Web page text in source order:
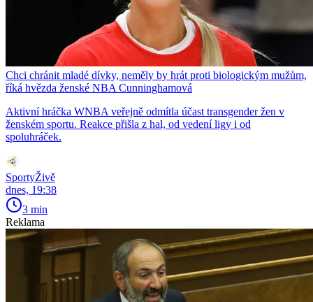
Chci chránit mladé dívky, neměly by hrát proti biologickým mužům,
říká hvězda ženské NBA Cunninghamová
Aktivní hráčka WNBA veřejně odmítla účast transgender žen v
ženském sportu. Reakce přišla z hal, od vedení ligy i od
spoluhráček.
SportyŽivě
dnes, 19:38
3 min
Reklama